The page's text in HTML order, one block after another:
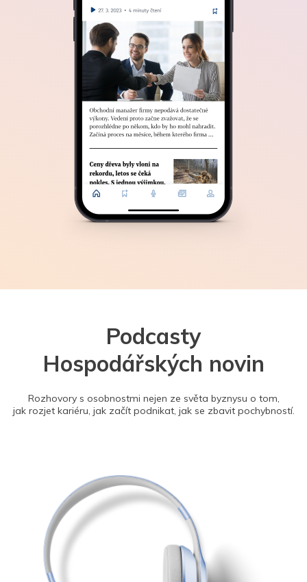
Podcasty
Hospodářských novin
Rozhovory s osobnostmi nejen ze světa byznysu o tom,
jak rozjet kariéru, jak začít podnikat, jak se zbavit pochybností.